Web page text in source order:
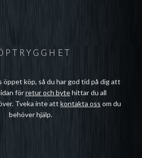
öppet köp, så du har god tid på dig att
förretur och bytehittar du all
Tveka inte att kontakta oss om du
behöver hjälp.